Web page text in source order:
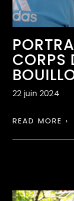
CORPS
22 juin 2024
READ MORE ›